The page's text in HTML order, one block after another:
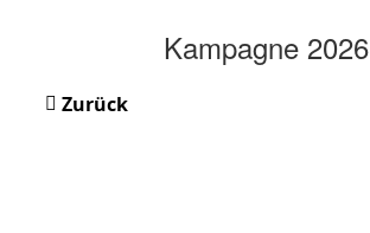
Kampagne 2026
Zurück